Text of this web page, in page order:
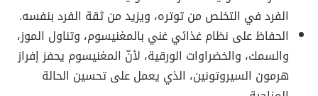
الفرد في التخلص من توتره، ويزيد من ثقة الفرد بنفسه.
الحفاظ على نظام غذائي غني بالمغنيسوم، وتناول الموز،
والسمك، والخضراوات الورقية، لأنّ المغنيسوم يحفز إفراز
هرمون السيروتونين، الذي يعمل على تحسين الحالة